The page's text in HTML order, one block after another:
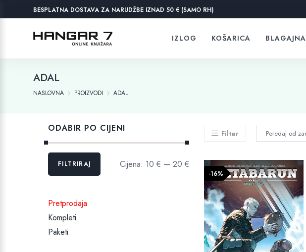
BESPLATNA DOSTAVA ZA NARUDŽBE IZNAD 50 € (SAMO RH)
IZLOG KOŠARICA BLAGAJNA
ADAL
NASLOVNA PROIZVODI ADAL
Filter
-16%
ODABIR PO CIJENI
Min
MaksFILTRIRAJ Cijena: 10 € — 20 €
Pretprodaja
Kompleti
Paketi